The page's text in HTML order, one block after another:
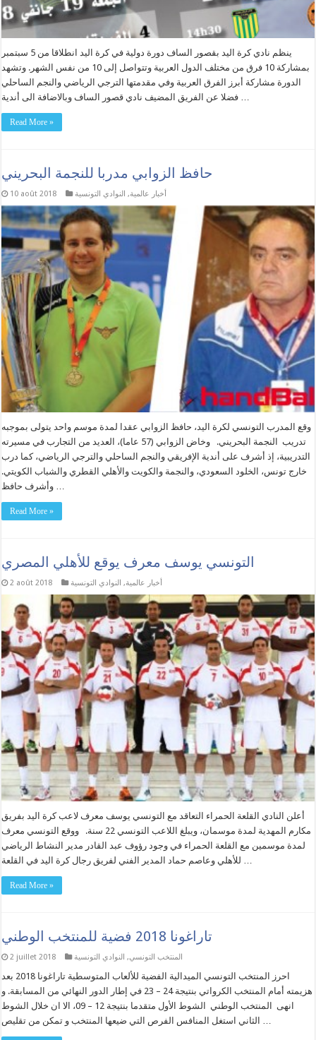
ينظم نادي كرة اليد بقصور الساف دورة دولية في كرة اليد انطلاقا من 5 سبتمبر
بمشاركة 10 فرق من مختلف الدول العربية وتتواصل إلى 10 من نفس الشهر. وتشهد
الدورة مشاركة أبرز الفرق العربية وفي مقدمتها الترجي الرياضي والنجم الساحلي
فضلا عن الفريق المضيف نادي قصور الساف وبالاضافة الى أندية …
Read More »
حافظ الزوابي مدربا للنجمة البحريني
10 août 2018 أخبار عالمية, النوادي التونسية
وقع المدرب التونسي لكرة اليد، حافظ الزوابي عقدا لمدة موسم واحد يتولى بموجبه
تدريب النجمة البحريني. وخاض الزوابي (57 عاما)، العديد من التجارب في مسيرته
التدريبية، إذ أشرف على أندية الإفريقي والنجم الساحلي والترجي الرياضي، كما درب
خارج تونس، الخلود السعودي، والنجمة والكويت والأهلي القطري والشباب الكويتي.
وأشرف حافظ …
Read More »
التونسي يوسف معرف يوقع للأهلي المصري
2 août 2018 أخبار عالمية, النوادي التونسية
أعلن النادي القلعة الحمراء التعاقد مع التونسي يوسف معرف لاعب كرة اليد بفريق
مكارم المهدية لمدة موسمان، ويبلغ اللاعب التونسي 22 سنة. ووقع التونسي معرف
لمدة موسمين مع القلعة الحمراء في وجود رؤوف عبد القادر مدير النشاط الرياضي
للأهلي وعاصم حماد المدير الفني لفريق رجال كرة اليد في القلعة …
Read More »
تاراغونا 2018 فضية للمنتخب الوطني
2 juillet 2018 المنتخب التونسي, النوادي التونسية
احرز المنتخب التونسي الميدالية الفضية للألعاب المتوسطية تاراغونا 2018 بعد
هزيمته أمام المنتخب الكرواتي بنتيجة 24 – 23 في إطار الدور النهائي من المسابقة. و
انهى المنتخب الوطني الشوط الأول متقدما بنتيجة 12 – 09، الا ان خلال الشوط
الثاني استغل المنافس الفرص التي ضيعها المنتخب و تمكن من تقليص …